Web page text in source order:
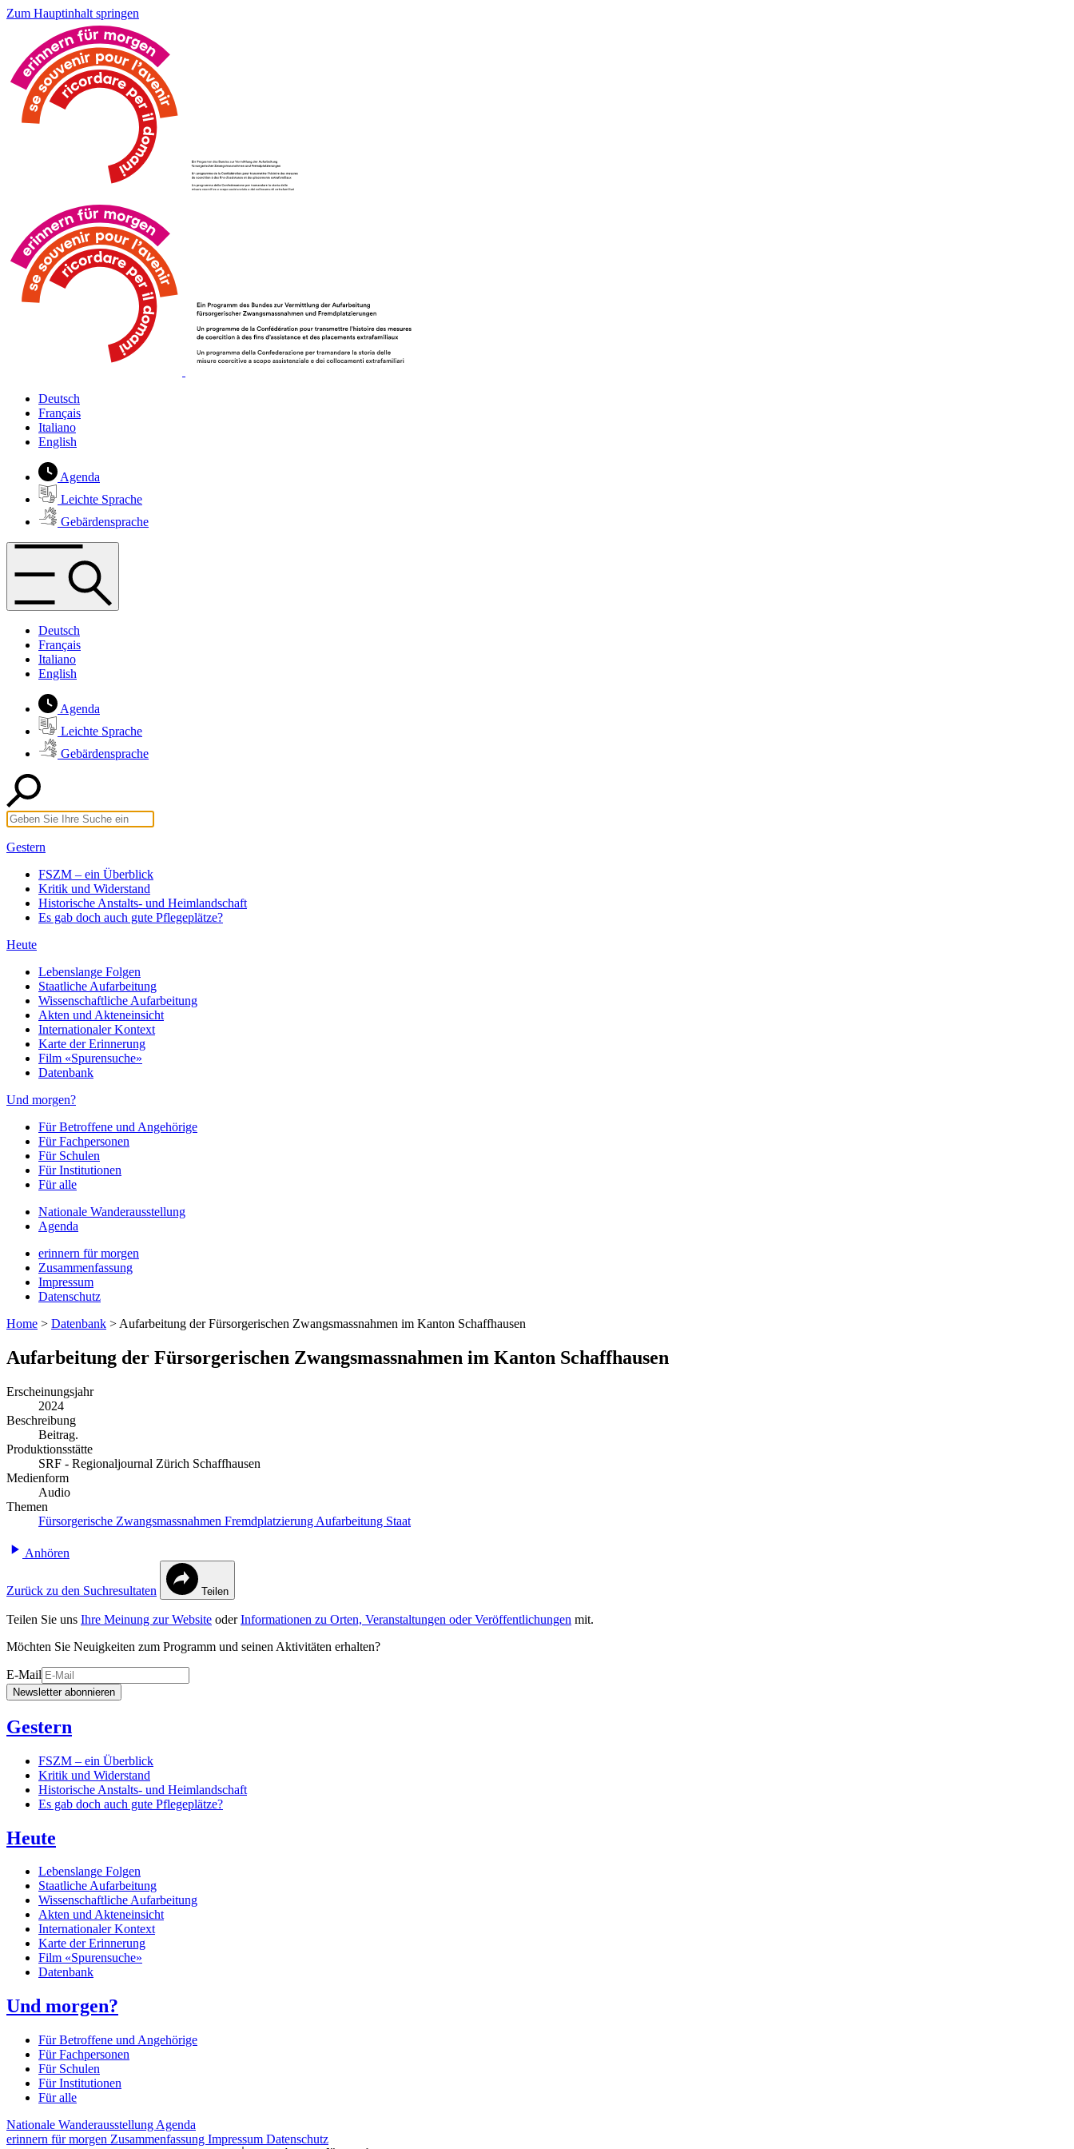
Zum Hauptinhalt springen
Deutsch
Français
Italiano
English
Agenda
Leichte Sprache
Gebärdensprache
Deutsch
Français
Italiano
English
Agenda
Leichte Sprache
Gebärdensprache
Gestern
FSZM – ein Überblick
Kritik und Widerstand
Historische Anstalts- und Heimlandschaft
Es gab doch auch gute Pflegeplätze?
Heute
Lebenslange Folgen
Staatliche Aufarbeitung
Wissenschaftliche Aufarbeitung
Akten und Akteneinsicht
Internationaler Kontext
Karte der Erinnerung
Film «Spurensuche»
Datenbank
Und morgen?
Für Betroffene und Angehörige
Für Fachpersonen
Für Schulen
Für Institutionen
Für alle
Nationale Wanderausstellung
Agenda
erinnern für morgen
Zusammenfassung
Impressum
Datenschutz
Home > Datenbank > Aufarbeitung der Fürsorgerischen Zwangsmassnahmen im Kanton Schaffhausen
Aufarbeitung der Fürsorgerischen Zwangsmassnahmen im Kanton Schaffhausen
Erscheinungsjahr
2024
Beschreibung
Beitrag.
Produktionsstätte
SRF - Regionaljournal Zürich Schaffhausen
Medienform
Audio
Themen
Fürsorgerische Zwangsmassnahmen Fremdplatzierung Aufarbeitung Staat
Anhören
Zurück zu den Suchresultaten Teilen
Teilen Sie uns Ihre Meinung zur Website oderInformationen zu Orten, Veranstaltungen oder Veröffentlichungen mit.
Möchten Sie Neuigkeiten zum Programm und seinen Aktivitäten erhalten?
E-Mail
Newsletter abonnieren
Gestern
FSZM – ein Überblick
Kritik und Widerstand
Historische Anstalts- und Heimlandschaft
Es gab doch auch gute Pflegeplätze?
Heute
Lebenslange Folgen
Staatliche Aufarbeitung
Wissenschaftliche Aufarbeitung
Akten und Akteneinsicht
Internationaler Kontext
Karte der Erinnerung
Film «Spurensuche»
Datenbank
Und morgen?
Für Betroffene und Angehörige
Für Fachpersonen
Für Schulen
Für Institutionen
Für alle
Nationale Wanderausstellung Agenda
erinnern für morgen Zusammenfassung Impressum Datenschutz